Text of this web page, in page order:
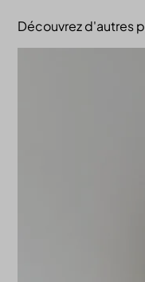
Découvrez d'autres